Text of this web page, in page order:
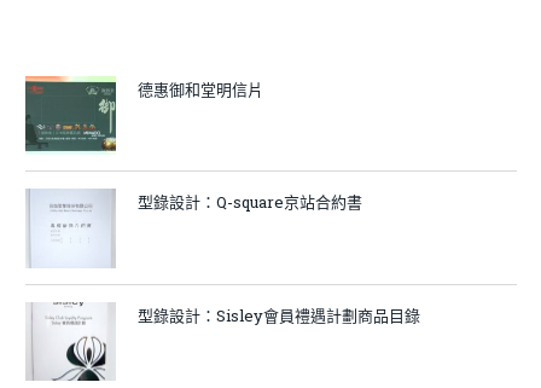
德惠御和堂明信片
型錄設計：Q-square京站合約書
型錄設計：Sisley會員禮遇計劃商品目錄